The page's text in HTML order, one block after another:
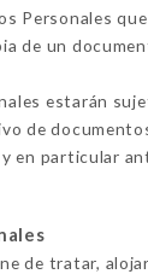
Personales
de un
estarán
de
en particular
de tratar,